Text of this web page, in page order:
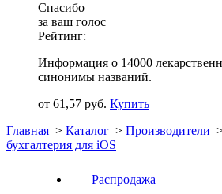
Спасибо
за ваш голос
Рейтинг:
Информация о 14000
синонимы названий.
от 61,57 руб. Купить
Главная > Каталог > Производители
бухгалтерия для iOS
Распродажа